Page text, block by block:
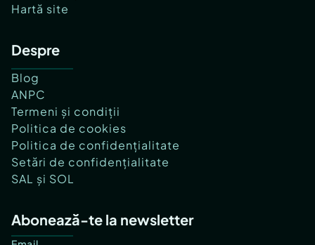
Hartă site
Despre
Blog
ANPC
Termeni și condiții
Politica de cookies
Politica de confidențialitate
Setări de confidențialitate
SAL și SOL
Abonează-te la newsletter